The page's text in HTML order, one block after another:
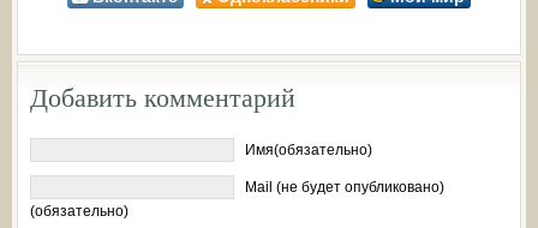
Добавить комментарий
Имя(обязательно)
Mail (не будет опубликовано)
(обязательно)